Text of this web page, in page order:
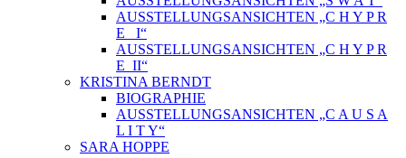
AUSSTELLUNGSANSICHTEN „C H Y P R
E_ I“
AUSSTELLUNGSANSICHTEN „C H Y P R
E_II“
KRISTINA BERNDT
BIOGRAPHIE
AUSSTELLUNGSANSICHTEN „C A U S A
L I T Y“
SARA HOPPE